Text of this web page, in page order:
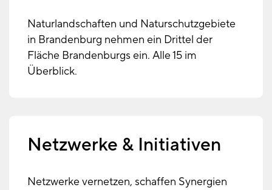
Naturlandschaften und Naturschutzgebiete
in Brandenburg nehmen ein Drittel der
Fläche Brandenburgs ein. Alle 15 im
Überblick.
Netzwerke & Initiativen
Netzwerke vernetzen, schaffen Synergien